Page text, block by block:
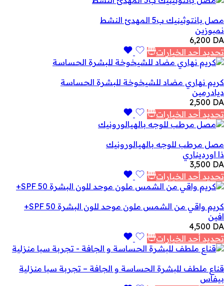
مصل بانتوثينيك ب5 المهدئ النشط
نمبوزين
6,200 DA
تحديد أحد الخيارات
كريم نهاري مضاد للشيخوخة للبشرة الحساسة
ديادرمين
2,500 DA
تحديد أحد الخيارات
مصل مرطب للوجه بالهيالورونيك
ذا اورديناري
3,500 DA
تحديد أحد الخيارات
كريم واقي من الشمس ملون موحد للون البشرة SPF 50+
افين
4,500 DA
تحديد أحد الخيارات
قناع ملطف للبشرة الحساسة و الجافة – تجربة سبا منزلية
بيفاس